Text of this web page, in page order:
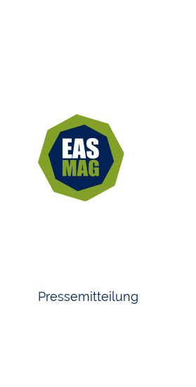
Pressemitteilung